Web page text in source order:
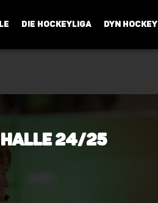
DIE HOCKEYLIGA DYN HOCKEY
24/25